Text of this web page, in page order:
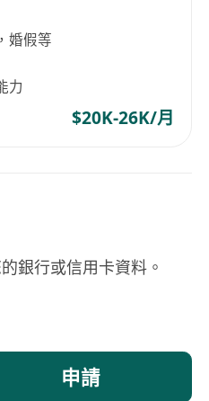
婚假等
力
$20K-26K/月
銀行或信用卡資料。
申請